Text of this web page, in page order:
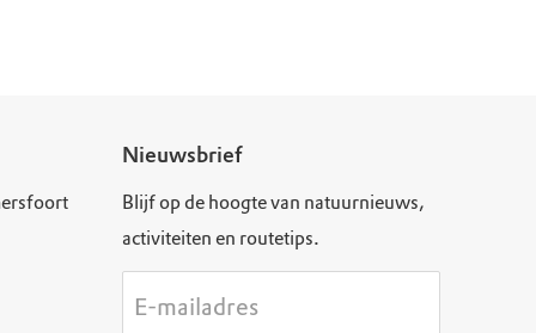
Nieuwsbrief
Blijf op de hoogte van natuurnieuws,
activiteiten en routetips.
E-mailadres